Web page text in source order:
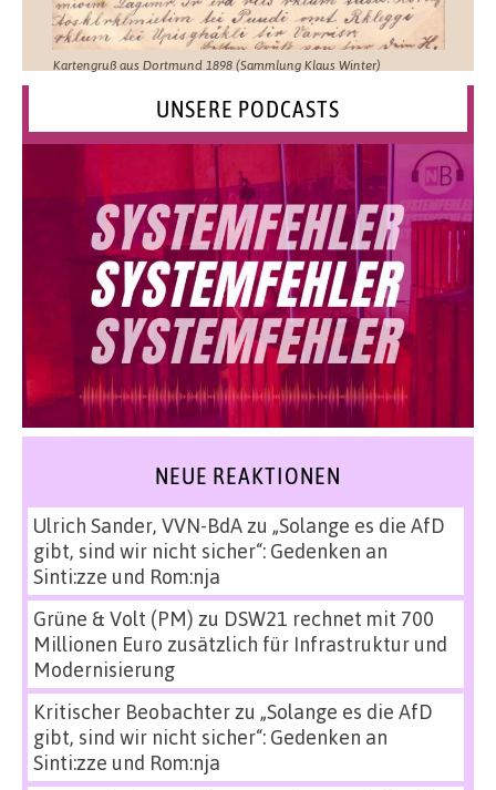
Kartengruß aus Dortmund 1898 (Sammlung Klaus Winter)
UNSERE PODCASTS
NEUE REAKTIONEN
Ulrich Sander, VVN-BdAzu „Solange es die AfD
gibt, sind wir nicht sicher“: Gedenken an
Sinti:zze und Rom:nja
Grüne & Volt (PM) zu DSW21 rechnet mit 700
Millionen Euro zusätzlich für Infrastruktur und
Modernisierung
Kritischer Beobachterzu „Solange es die AfD
gibt, sind wir nicht sicher“: Gedenken an
Sinti:zze und Rom:nja